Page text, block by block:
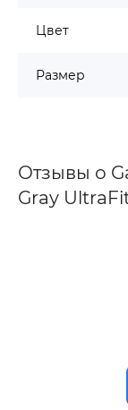
Цвет
Размер
Отзывы о
Gray